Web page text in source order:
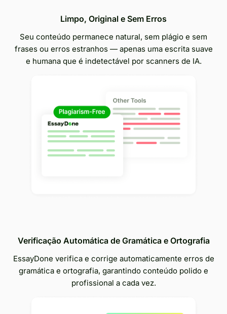
Limpo, Original e Sem Erros
Seu conteúdo permanece natural, sem plágio e sem
frases ou erros estranhos — apenas uma escrita suave
e humana que é indetectável por scanners de IA.
Verificação Automática de Gramática e Ortografia
EssayDone verifica e corrige automaticamente erros de
gramática e ortografia, garantindo conteúdo polido e
profissional a cada vez.